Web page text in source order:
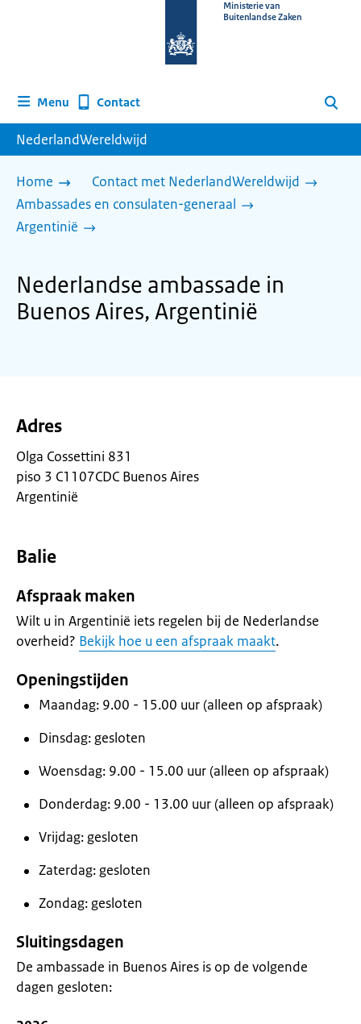
homepage
Ministerie van
Buitenlandse Zaken
Menu Contact Zoeken
NederlandWereldwijd
Home
Contact met NederlandWereldwijd
Ambassades en consulaten-generaal
Argentinië
Nederlandse ambassade in
Buenos Aires, Argentinië
Adres
Olga Cossettini 831
piso 3 C1107CDC Buenos Aires
Argentinië
Balie
Afspraak maken
Wilt u in Argentinië iets regelen bij de Nederlandse
overheid? Bekijk hoe u een afspraak maakt.
Openingstijden
Maandag: 9.00 - 15.00 uur (alleen op afspraak)
Dinsdag: gesloten
Woensdag: 9.00 - 15.00 uur (alleen op afspraak)
Donderdag: 9.00 - 13.00 uur (alleen op afspraak)
Vrijdag: gesloten
Zaterdag: gesloten
Zondag: gesloten
Sluitingsdagen
De ambassade in Buenos Aires is op de volgende
dagen gesloten: